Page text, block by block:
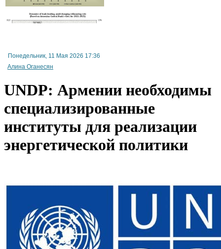
Понедельник, 11 Мая 2026 17:36
Алина Оганесян
UNDP: Армении необходимы
специализированные
институты для реализации
энергетической политики